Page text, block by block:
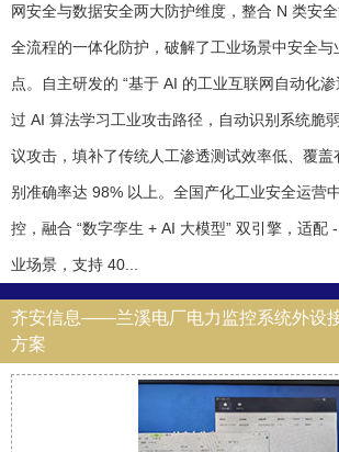
网安全与数据安全两大防护维度，整合 N 类安全
全流程的一体化防护，破解了工业场景中安全与
点。自主研发的 “基于 AI 的工业互联网自动化
过 AI 算法学习工业攻击路径，自动识别系统脆
议攻击，填补了传统人工渗透测试效率低、覆盖
别准确率达 98% 以上。全国产化工业安全运营
控，融合 “数字孪生 + AI 大模型” 双引擎，适
业场景，支持 40...
齐安信息——兰溪电厂电力监控系统外设
方案